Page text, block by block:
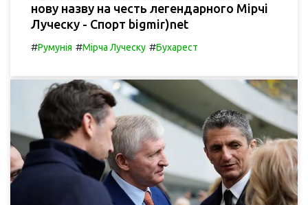
нову назву на честь легендарного Мірчі
Луческу - Спорт bigmir)net
#Румунія #Мірча Луческу #Бухарест